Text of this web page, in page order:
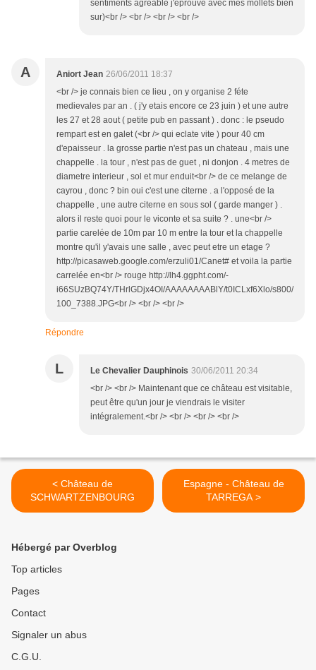
sentiments agréable j'éprouve avec mes mollets bien
sur)<br /> <br /> <br /> <br />
A Aniort Jean 26/06/2011 18:37
<br /> je connais bien ce lieu , on y organise 2 féte
medievales par an . ( j'y etais encore ce 23 juin ) et une autre
les 27 et 28 aout ( petite pub en passant ) . donc : le pseudo
rempart est en galet (<br /> qui eclate vite ) pour 40 cm
d'epaisseur . la grosse partie n'est pas un chateau , mais une
chappelle . la tour , n'est pas de guet , ni donjon . 4 metres de
diametre interieur , sol et mur enduit<br /> de ce melange de
cayrou , donc ? bin oui c'est une citerne . a l'opposé de la
chappelle , une autre citerne en sous sol ( garde manger ) .
alors il reste quoi pour le viconte et sa suite ? . une<br />
partie carelée de 10m par 10 m entre la tour et la chappelle
montre qu'il y'avais une salle , avec peut etre un etage ?
http://picasaweb.google.com/erzuli01/Canet# et voila la partie
carrelée en<br /> rouge http://lh4.ggpht.com/-
i66SUzBQ74Y/THrlGDjx4OI/AAAAAAAABlY/t0ICLxf6Xlo/s800/
100_7388.JPG<br /> <br /> <br />
Répondre
L Le Chevalier Dauphinois 30/06/2011 20:34
<br /> <br /> Maintenant que ce château est visitable,
peut être qu'un jour je viendrais le visiter
intégralement.<br /> <br /> <br /> <br />
< Château de
SCHWARTZENBOURG
Espagne - Château de
TARREGA >
Hébergé par Overblog
Top articles
Pages
Contact
Signaler un abus
C.G.U.